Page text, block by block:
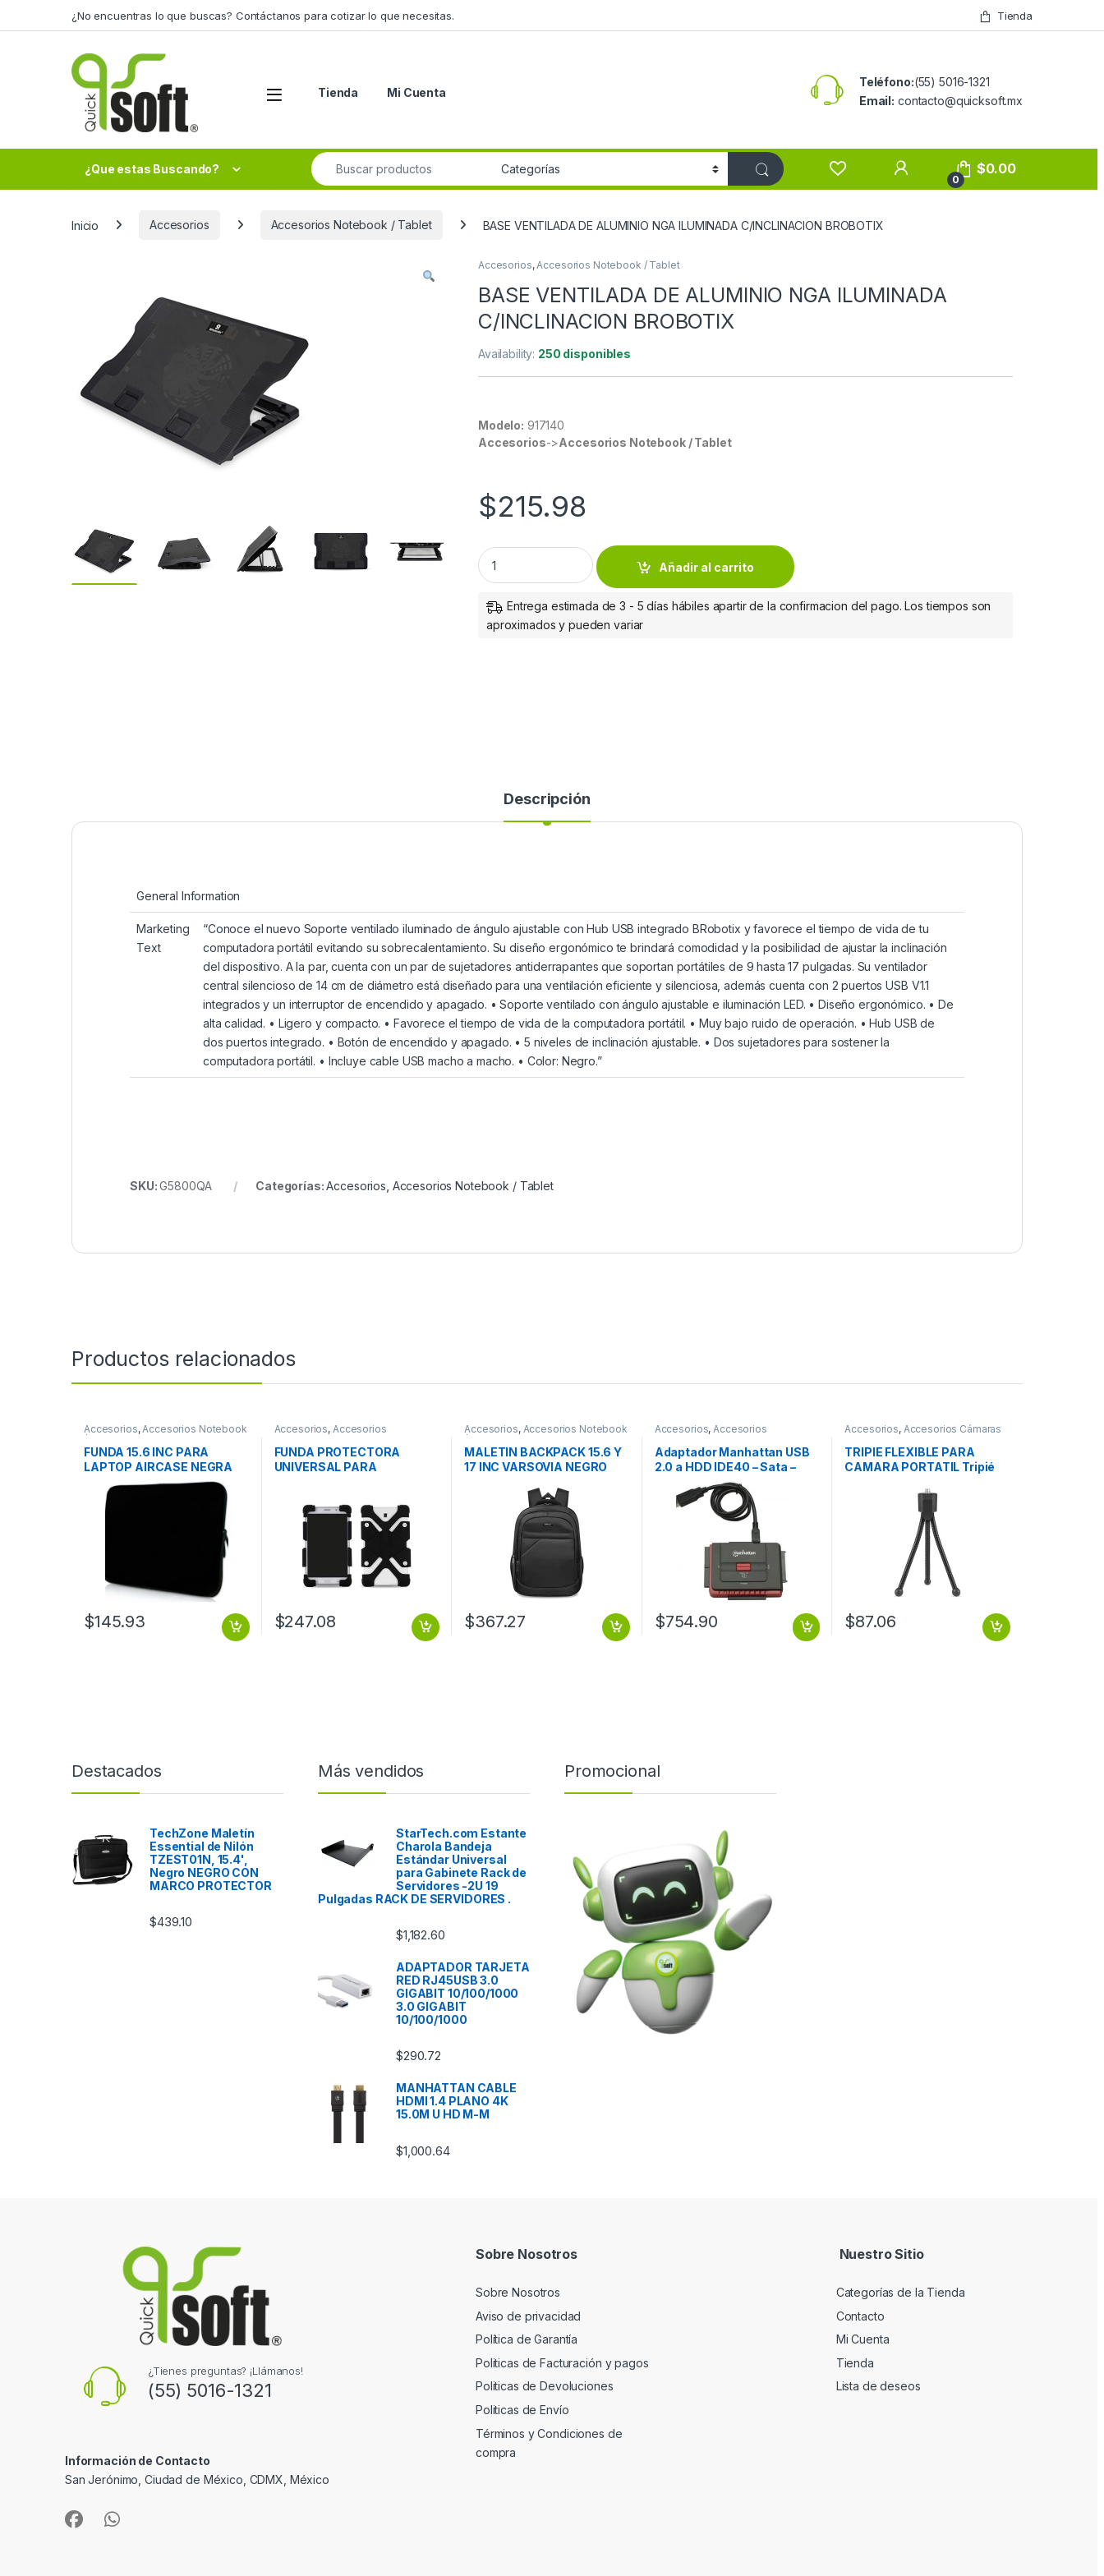
¿No encuentras lo que buscas? Contáctanos para cotizar lo que necesitas. Tienda
Tienda Mi Cuenta
Teléfono:(55) 5016-1321
Email: contacto@quicksoft.mx
¿Que estas Buscando?
Search for:
0
$0.00
Inicio Accesorios Accesorios Notebook / Tablet BASE VENTILADA DE ALUMINIO NGA ILUMINADA C/INCLINACION BROBOTIX
Accesorios,Accesorios Notebook / Tablet
BASE VENTILADA DE ALUMINIO NGA ILUMINADA
C/INCLINACION BROBOTIX
Availability: 250 disponibles
Modelo: 917140
Accesorios->Accesorios Notebook / Tablet
$215.98
BASE VENTILADA DE ALUMINIO NGA ILUMINADA C/INCLINACION BROBOTIX quantity
Añadir al carrito
Entrega estimada de 3 - 5 días hábiles apartir de la confirmacion del pago. Los tiempos son
aproximados y pueden variar
Descripción
General Information
Marketing
Text
“Conoce el nuevo Soporte ventilado iluminado de ángulo ajustable con Hub USB integrado BRobotix y favorece el tiempo de vida de tu
computadora portátil evitando su sobrecalentamiento. Su diseño ergonómico te brindará comodidad y la posibilidad de ajustar la inclinación
del dispositivo. A la par, cuenta con un par de sujetadores antiderrapantes que soportan portátiles de 9 hasta 17 pulgadas. Su ventilador
central silencioso de 14 cm de diámetro está diseñado para una ventilación eficiente y silenciosa, además cuenta con 2 puertos USB V1.1
integrados y un interruptor de encendido y apagado. • Soporte ventilado con ángulo ajustable e iluminación LED. • Diseño ergonómico. • De
alta calidad. • Ligero y compacto. • Favorece el tiempo de vida de la computadora portátil. • Muy bajo ruido de operación. • Hub USB de
dos puertos integrado. • Botón de encendido y apagado. • 5 niveles de inclinación ajustable. • Dos sujetadores para sostener la
computadora portátil. • Incluye cable USB macho a macho. • Color: Negro.”
SKU:G5800QA Categorías:Accesorios Accesorios Notebook / Tablet
Productos relacionados
Accesorios,Accesorios Notebook
/ Tablet
FUNDA 15.6 INC PARA
LAPTOP AIRCASE NEGRA
$145.93
Accesorios, Accesorios
FUNDA PROTECTORA
UNIVERSAL PARA
PROTECTORA UNIVERSAL
PARA TABLETAS DE 8 9 Y 12
DE SILICON NEG
$247.08
Accesorios, Accesorios Notebook
/ Tablet
MALETIN BACKPACK 15.6 Y
17 INC VARSOVIA NEGRO
$367.27
Accesorios,Accesorios
Adaptador Manhattan USB
2.0 a HDD IDE40 – Sata –
OTB SATA 1.5 GBPS HASTA
5.25
$754.90
Accesorios, Accesorios Cámaras
TRIPIE FLEXIBLE PARA
CAMARA PORTATIL Tripié
portatil, webcam.
$87.06
Destacados
TechZone Maletín
Essential de Nilón
TZEST01N, 15.4',
Negro NEGRO CON
MARCO PROTECTOR
$439.10
Más vendidos
StarTech.com Estante
Charola Bandeja
Estándar Universal
para Gabinete Rack de
Servidores -2U 19
Pulgadas RACK DE SERVIDORES .
$1,182.60
ADAPTADOR TARJETA
RED RJ45USB 3.0
GIGABIT 10/100/1000
3.0 GIGABIT
10/100/1000
$290.72
MANHATTAN CABLE
HDMI 1.4 PLANO 4K
15.0M U HD M-M
$1,000.64
Promocional
¿Tienes preguntas? ¡Llámanos!
(55) 5016-1321
Información de Contacto
San Jerónimo, Ciudad de México, CDMX, México
Sobre Nosotros
Sobre Nosotros
Aviso de privacidad
Política de Garantía
Politicas de Facturación y pagos
Politicas de Devoluciones
Politicas de Envío
Términos y Condiciones de
compra
Nuestro Sitio
Categorías de la Tienda
Contacto
Mi Cuenta
Tienda
Lista de deseos